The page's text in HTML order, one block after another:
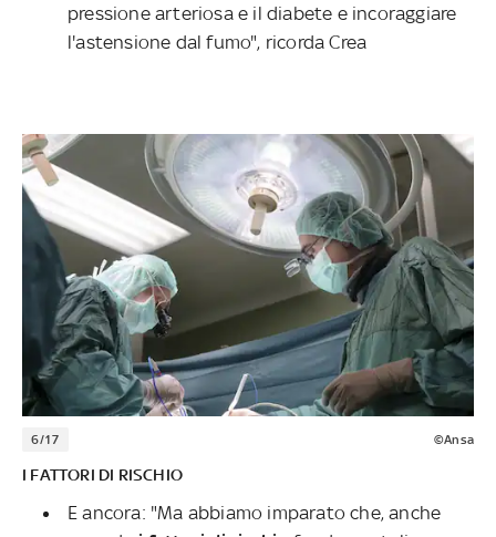
pressione arteriosa e il diabete e incoraggiare
l'astensione dal fumo", ricorda Crea
6/17 ©Ansa
I FATTORI DI RISCHIO
E ancora: "Ma abbiamo imparato che, anche